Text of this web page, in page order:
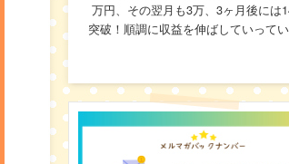
万円、その翌月も3万、3ヶ月後には
突破！順調に収益を伸ばしていって